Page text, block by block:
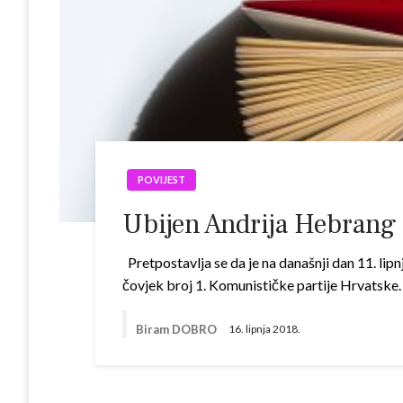
POVIJEST
Ubijen Andrija Hebrang
Pretpostavlja se da je na današnji dan 11.
čovjek broj 1. Komunističke partije
Biram DOBRO 16. lipnja 2018.